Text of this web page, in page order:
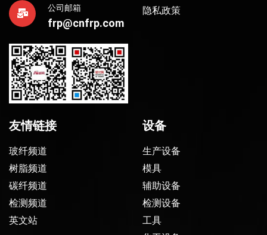
公司邮箱
frp@cnfrp.com
隐私政策
友情链接
玻纤频道
树脂频道
碳纤频道
检测频道
英文站
设备
生产设备
模具
辅助设备
检测设备
工具